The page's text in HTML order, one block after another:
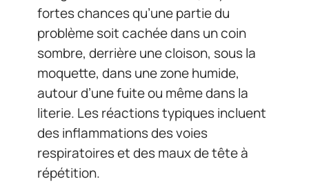
fortes chances qu’une partie du
problème soit cachée dans un coin
sombre, derrière une cloison, sous la
moquette, dans une zone humide,
autour d’une fuite ou même dans la
literie. Les réactions typiques incluent
des inflammations des voies
respiratoires et des maux de tête à
répétition.